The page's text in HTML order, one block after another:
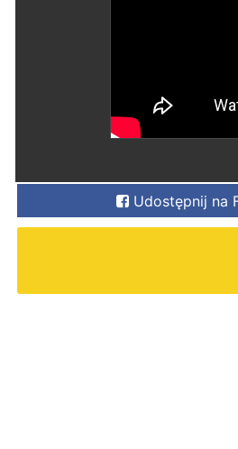
Udostępnij na